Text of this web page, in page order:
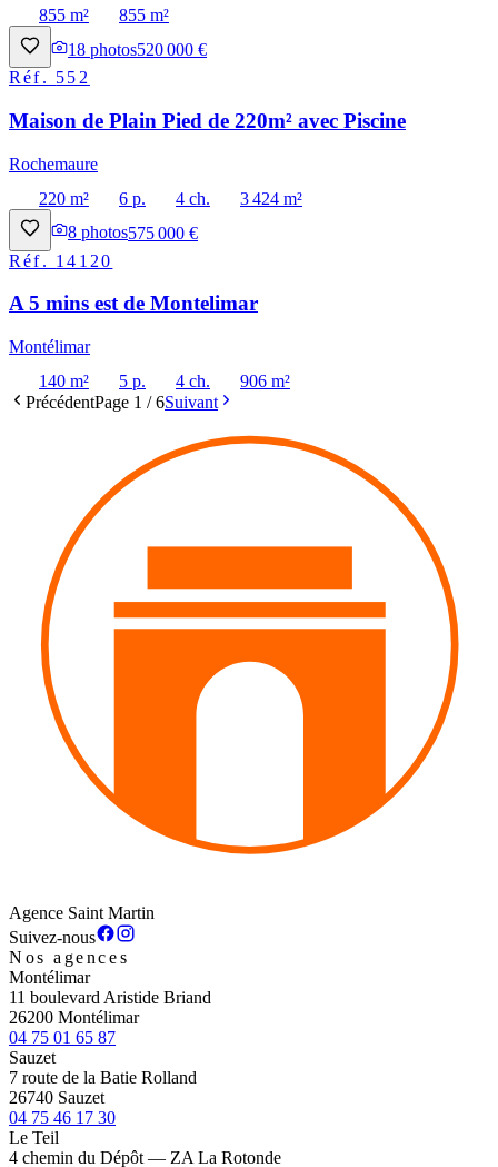
855 m²
855 m²
18 photos520 000 €
Réf. 552
Maison de Plain Pied de 220m² avec Piscine
Rochemaure
220 m²
6 p. 4 ch.
3 424 m²
8 photos575 000 €
Réf. 14120
A 5 mins est de Montelimar
Montélimar
140 m²
5 p. 4 ch.
906 m²
PrécédentPage 1 /6Suivant
Agence Saint Martin
Suivez-nous
Nos agences
Montélimar
11 boulevard Aristide Briand
26200 Montélimar
04 75 01 65 87
Sauzet
7 route de la Batie Rolland
26740 Sauzet
04 75 46 17 30
Le Teil
4 chemin du Dépôt — ZA La Rotonde